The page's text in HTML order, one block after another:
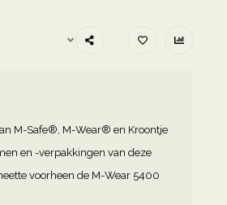
M-Safe®, M-Wear® en Kroontje
en -verpakkingen van deze
voorheen de M-Wear 5400